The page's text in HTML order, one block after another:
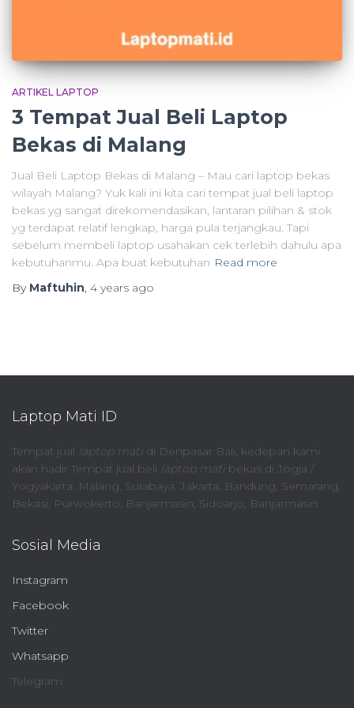
ARTIKEL LAPTOP
3 Tempat Jual Beli Laptop
Bekas di Malang
Jual Beli Laptop Bekas di Malang – Mau cari laptop bekas
wilayah Malang? Yuk kali ini kita cari tempat jual beli laptop
bekas yg sangat direkomendasikan, lantaran pilihan & stok
yg terdapat relatif lengkap, harga pula terjangkau. Tapi
sebelum membeli laptop usahakan cek terlebih dahulu apa
kebutuhanmu. Apa buat kebutuhan Read more
By Maftuhin, 4 years ago
Laptop Mati ID
Tempat jual laptop matidi Denpasar Bali, kedepan kami
akan hadir Tempat jual beli laptop matibekas di Jogja /
Yogyakarta, Malang, Surabaya, Jakarta, Bandung, Semarang,
Bekasi, Purwokerto, Banjarmasin, Sidoarjo, Banjarmasin.
Sosial Media
Instagram
Facebook
Twitter
Whatsapp
Telegram